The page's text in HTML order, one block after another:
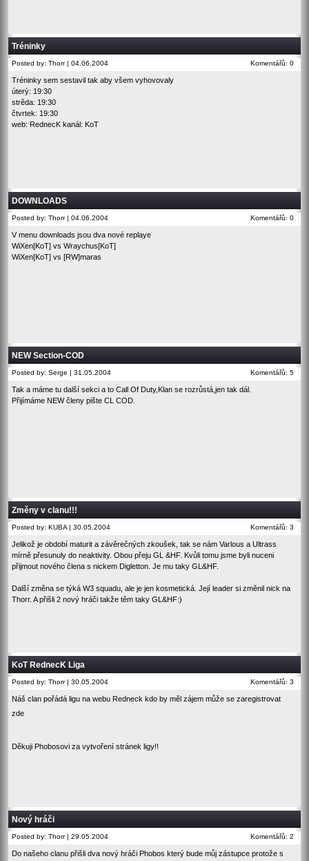
Tréninky
Posted by: Thorr | 04.06.2004 Komentářů: 0
Tréninky sem sestavil tak aby všem vyhovovaly
úterý: 19:30
strěda: 19:30
čtvrtek: 19:30
web: RednecK kanál: KoT
DOWNLOADS
Posted by: Thorr | 04.06.2004 Komentářů: 0
V menu downloads jsou dva nové replaye
WiXen[KoT] vs Wraychus[KoT]
WiXen[KoT] vs [RW]maras
NEW Section-COD
Posted by: Serge | 31.05.2004 Komentářů: 5
Tak a máme tu další sekci a to Call Of Duty,Klan se rozrůstá,jen tak dál.
Přijímáme NEW členy pište CL COD.
Změny v clanu!!!
Posted by: KUBA | 30.05.2004 Komentářů: 3
Jelikož je období maturit a závěrečných zkoušek, tak se nám Varlous a Ultrass
mírně přesunuly do neaktivity. Obou přeju GL &HF. Kvůli tomu jsme byli nuceni
přijmout nového člena s nickem Digletton. Je mu taky GL&HF.
Další změna se týká W3 squadu, ale je jen kosmetická. Její leader si změnil nick na
Thorr. A přišli 2 nový hráči takže těm taky GL&HF:)
KoT RednecK Liga
Posted by: Thorr | 30.05.2004 Komentářů: 3
Náš clan pořádá ligu na webu Redneck kdo by měl zájem může se zaregistrovat
zde
Děkuji Phobosovi za vytvoření stránek ligy!!
Nový hráči
Posted by: Thorr | 29.05.2004 Komentářů: 2
Do našeho clanu přišli dva nový hráči Phobos který bude můj zástupce protože s